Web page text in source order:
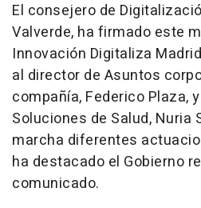
El consejero de
Valverde, ha firmado este
Innovación Digitaliza
al director de Asuntos
compañía, Federico Plaza,
Soluciones de Salud, Nuria
marcha diferentes
ha destacado el Gobierno
comunicado.